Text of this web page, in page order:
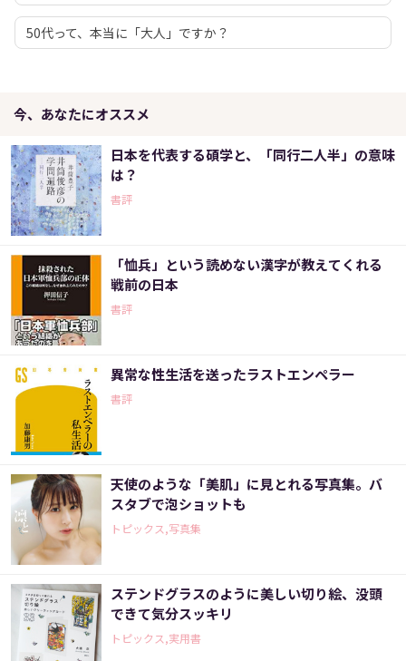
50代って、本当に「大人」ですか？
今、あなたにオススメ
日本を代表する碩学と、「同行二人半」の意味
は？
書評
「恤兵」という読めない漢字が教えてくれる
戦前の日本
書評
異常な性生活を送ったラストエンペラー
書評
天使のような「美肌」に見とれる写真集。バ
スタブで泡ショットも
トピックス,写真集
ステンドグラスのように美しい切り絵、没頭
できて気分スッキリ
トピックス,実用書